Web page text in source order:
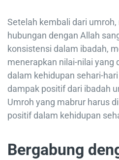
Setelah kembali dari
hubungan dengan Allah
konsistensi dalam ibadah,
menerapkan nilai-nilai yang
dalam kehidupan sehari-
dampak positif dari ibadah
Umroh yang mabrur harus
positif dalam kehidupan
Bergabung